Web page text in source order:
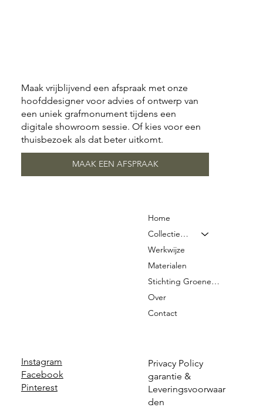
Instagram
Facebook
Pinterest
Privacy Policy
garantie &
Leveringsvoorwaar
den
Home
Collectie & Prijzen
Werkwijze
Materialen
Stichting Groene Graven
Over
Contact
Maak vrijblijvend een afspraak met onze
hoofddesigner voor advies of ontwerp van
een uniek grafmonument tijdens een
digitale showroom sessie. Of kies voor een
thuisbezoek als dat beter uitkomt.
MAAK EEN AFSPRAAK